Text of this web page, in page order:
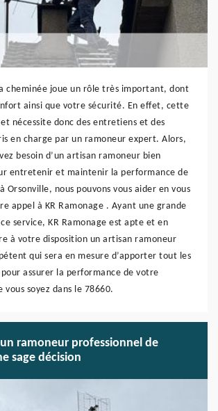
cheminée joue un rôle très important, dont
ainsi que votre sécurité. En effet, cette
nécessite donc des entretiens et des
en charge par un ramoneur expert. Alors,
besoin d’un artisan ramoneur bien
entretenir et maintenir la performance de
Orsonville, nous pouvons vous aider en vous
appel à KR Ramonage . Ayant une grande
service, KR Ramonage est apte et en
à votre disposition un artisan ramoneur
qui sera en mesure d’apporter tout les
pour assurer la performance de votre
vous soyez dans le 78660.
ramoneur professionnel de
sage décision